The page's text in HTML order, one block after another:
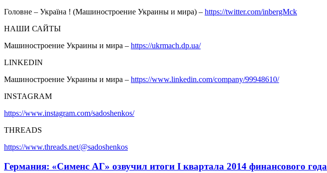
Головне – Україна ! (Машиностроение Украины и мира) – https://twitter.com/inbergMck
НАШИ САЙТЫ
Машиностроение Украины и мира – https://ukrmach.dp.ua/
LINKEDIN
Машиностроение Украины и мира – https://www.linkedin.com/company/99948610/
INSTAGRAM
https://www.instagram.com/sadoshenkos/
THREADS
https://www.threads.net/@sadoshenkos
Германия: «Сименс АГ» озвучил итоги I квартала 2014 финансового года